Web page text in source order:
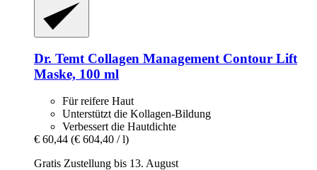
Dr. Temt Collagen Management Contour Lift
Maske, 100 ml
Für reifere Haut
Unterstützt die Kollagen-Bildung
Verbessert die Hautdichte
€ 60,44 (€ 604,40 / l)
Gratis Zustellung bis 13. August